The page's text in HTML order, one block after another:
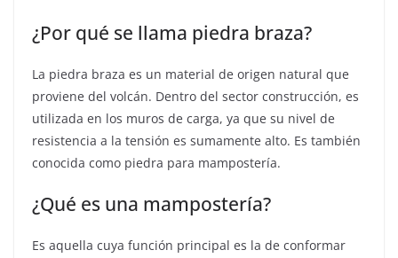
¿Por qué se llama piedra braza?
La piedra braza es un material de origen natural que
proviene del volcán. Dentro del sector construcción, es
utilizada en los muros de carga, ya que su nivel de
resistencia a la tensión es sumamente alto. Es también
conocida como piedra para mampostería.
¿Qué es una mampostería?
Es aquella cuya función principal es la de conformar